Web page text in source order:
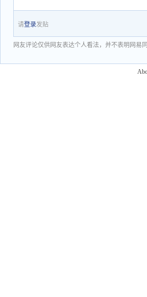
请登录发贴
网友评论仅供网友表达个人看法，并不表明网易